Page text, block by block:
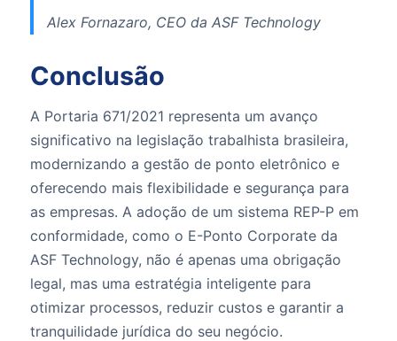
Alex Fornazaro, CEO da ASF Technology
Conclusão
A Portaria 671/2021 representa um avanço
significativo na legislação trabalhista brasileira,
modernizando a gestão de ponto eletrônico e
oferecendo mais flexibilidade e segurança para
as empresas. A adoção de um sistema REP-P em
conformidade, como o E-Ponto Corporate da
ASF Technology, não é apenas uma obrigação
legal, mas uma estratégia inteligente para
otimizar processos, reduzir custos e garantir a
tranquilidade jurídica do seu negócio.